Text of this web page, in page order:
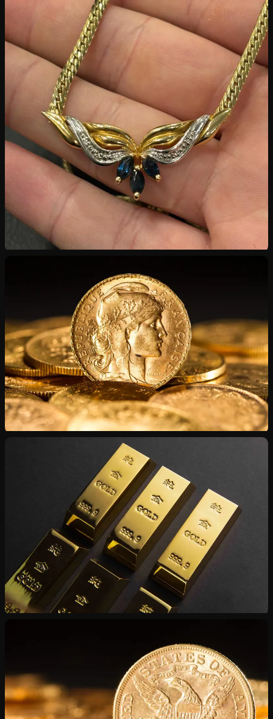
Chaînes, bagues, montres — état intact ou endommagé
Napoléons, Souverains, Dollars — certificats inclus
Or et argent certifiés — du lingotine au kilogramme